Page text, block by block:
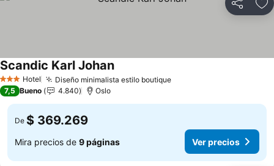
Compartir
3 Estrellas
Hotel Diseño minimalista estilo boutique
Scandic Karl Johan
7,5 Bueno 4.840 Oslo
De $ 369.269
Mira precios de 9 páginas Ver precios